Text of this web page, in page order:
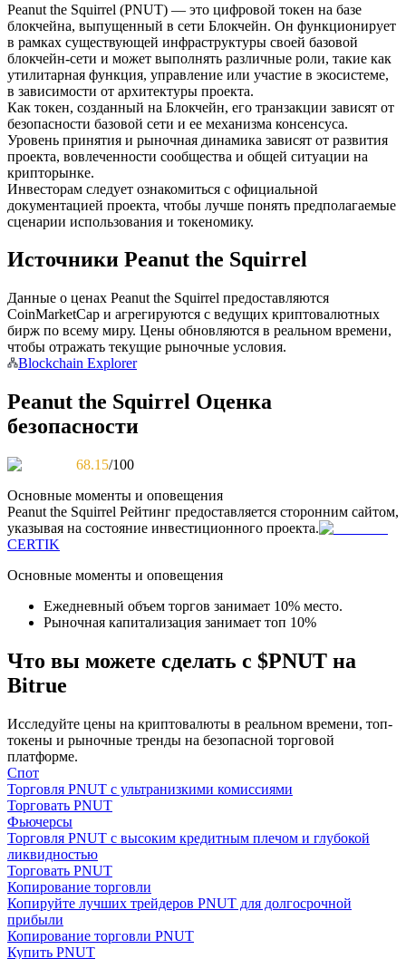
Копирование торговли
Присоединяйтесь к лучшим трейдерам
Станьте копи-трейдером
Наслаждайтесь распределением прибыли и комиссиями
Информация
и т. д.
Гид
Руководство для начинающих по фьючерсам
Торговые стратегии
Узнайте, как оставаться прибыльным
Peanut the Squirrel (PNUT) — это цифровой токен на базе
блокчейна, выпущенный в сети Блокчейн. Он функционирует
в рамках существующей инфраструктуры своей базовой
блокчейн-сети и может выполнять различные роли, такие как
утилитарная функция, управление или участие в экосистеме,
в зависимости от архитектуры проекта.
Как токен, созданный на Блокчейн, его транзакции зависят от
безопасности базовой сети и ее механизма консенсуса.
Уровень принятия и рыночная динамика зависят от развития
проекта, вовлеченности сообщества и общей ситуации на
крипторынке.
Инвесторам следует ознакомиться с официальной
документацией проекта, чтобы лучше понять предполагаемые
сценарии использования и токеномику.
Источники Peanut the Squirrel
Данные о ценах Peanut the Squirrel предоставляются
CoinMarketCap и агрегируются с ведущих криптовалютных
бирж по всему миру. Цены обновляются в реальном времени,
чтобы отражать текущие рыночные условия.
Blockchain Explorer
Peanut the Squirrel Оценка
безопасности
68.15/100
Основные моменты и оповещения
Peanut the Squirrel Рейтинг предоставляется сторонним сайтом,
указывая на состояние инвестиционного проекта.
CERTIK
Основные моменты и оповещения
Ежедневный объем торгов занимает 10% место.
Рыночная капитализация занимает топ 10%
Что вы можете сделать с $PNUT на
Bitrue
Исследуйте цены на криптовалюты в реальном времени, топ-
токены и рыночные тренды на безопасной торговой
платформе.
Спот
Торговля PNUT с ультранизкими комиссиями
Торговать PNUT
Фьючерсы
Торговля PNUT с высоким кредитным плечом и глубокой
ликвидностью
Торговать PNUT
Копирование торговли
Копируйте лучших трейдеров PNUT для долгосрочной
прибыли
Копирование торговли PNUT
Купить PNUT